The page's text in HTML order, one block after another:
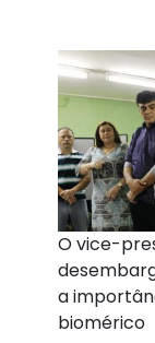
O vice-
a
biomérico